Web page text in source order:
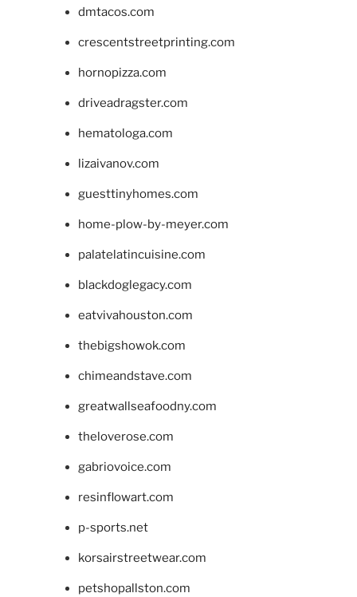
dmtacos.com
crescentstreetprinting.com
hornopizza.com
driveadragster.com
hematologa.com
lizaivanov.com
guesttinyhomes.com
home-plow-by-meyer.com
palatelatincuisine.com
blackdoglegacy.com
eatvivahouston.com
thebigshowok.com
chimeandstave.com
greatwallseafoodny.com
theloverose.com
gabriovoice.com
resinflowart.com
p-sports.net
korsairstreetwear.com
petshopallston.com